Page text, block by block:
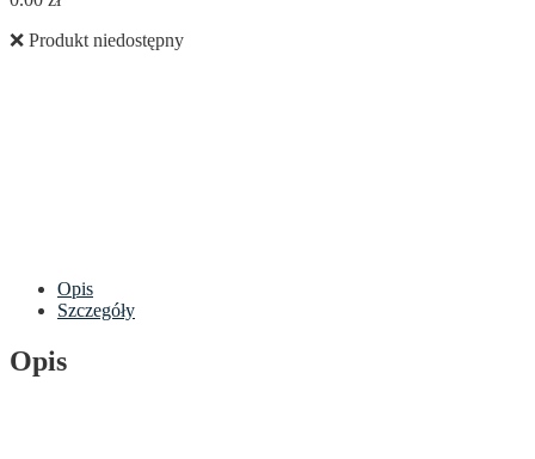
❌ Produkt niedostępny
Opis
Szczegóły
Opis